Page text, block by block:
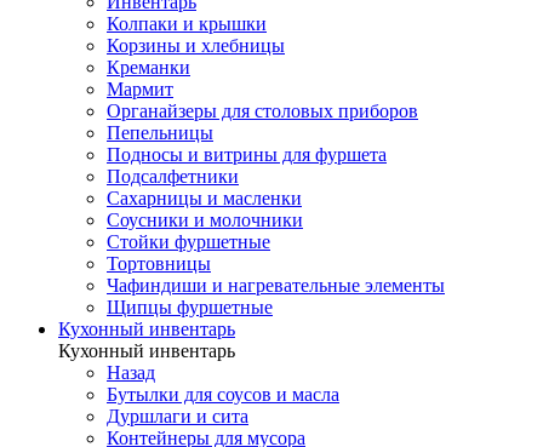
Колпаки и крышки
Корзины и хлебницы
Креманки
Мармит
Органайзеры для столовых приборов
Пепельницы
Подносы и витрины для фуршета
Подсалфетники
Сахарницы и масленки
Соусники и молочники
Стойки фуршетные
Тортовницы
Чафиндиши и нагревательные элементы
Щипцы фуршетные
Кухонный инвентарь
Кухонный инвентарь
Назад
Бутылки для соусов и масла
Дуршлаги и сита
Контейнеры для мусора